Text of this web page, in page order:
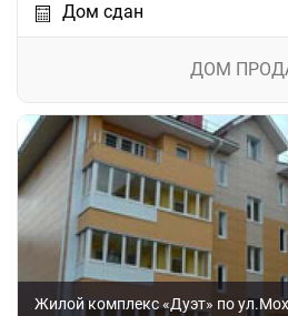
Дом сдан
ДОМ
Жилой комплекс «Дуэт» по